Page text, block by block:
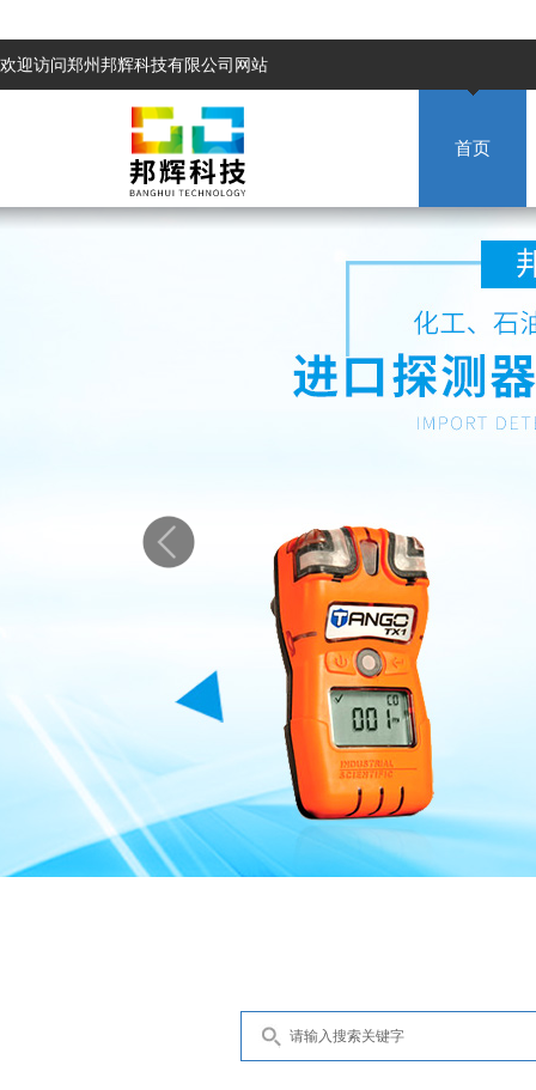
欢迎访问郑州邦辉科技有限公司网站
首页